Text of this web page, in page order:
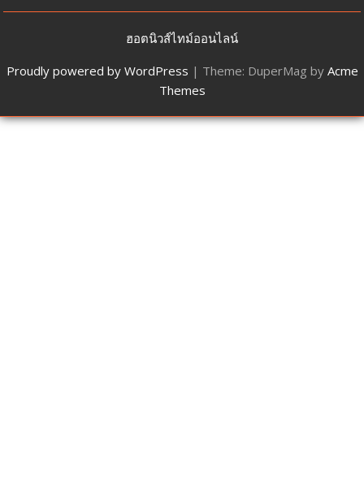
ฮอตนิวส์ไทม์ออนไลน์
Proudly powered by WordPress | Theme: DuperMag by Acme
Themes